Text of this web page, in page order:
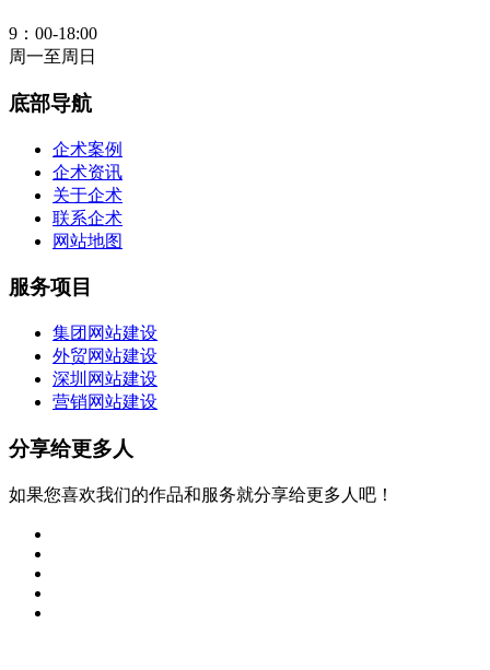
9：00-18:00
周一至周日
底部导航
企术案例
企术资讯
关于企术
联系企术
网站地图
服务项目
集团网站建设
外贸网站建设
深圳网站建设
营销网站建设
分享给更多人
如果您喜欢我们的作品和服务就分享给更多人吧！